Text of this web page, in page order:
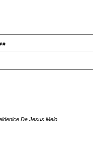
De Jesus Melo